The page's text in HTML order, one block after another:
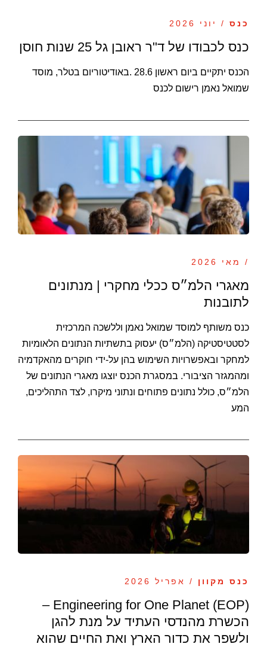
כנס / יוני 2026
כנס לכבודו של ד"ר ראובן גל 25 שנות חוסן
הכנס יתקיים ביום ראשון 28.6 .באודיטוריום בטלר, מוסד
שמואל נאמן רישום לכנס
/ מאי 2026
מאגרי הלמ״ס ככלי מחקרי | מנתונים
לתובנות
כנס משותף למוסד שמואל נאמן וללשכה המרכזית
לסטטיסטיקה (הלמ״ס) יעסוק בתשתיות הנתונים הלאומיות
למחקר ובאפשרויות השימוש בהן על-ידי חוקרים מהאקדמיה
ומהמגזר הציבורי. במסגרת הכנס יוצגו מאגרי הנתונים של
הלמ״ס, כולל נתונים פתוחים ונתוני מיקרו, לצד התהליכים,
המע
כנס מקוון / אפריל 2026
Engineering for One Planet (EOP) –
הכשרת מהנדסי העתיד על מנת להגן
ולשפר את כדור הארץ ואת החיים שהוא